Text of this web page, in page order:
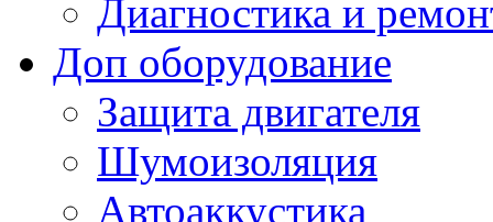
Диагностика и
Доп оборудование
Защита двигателя
Шумоизоляция
Автоаккустика